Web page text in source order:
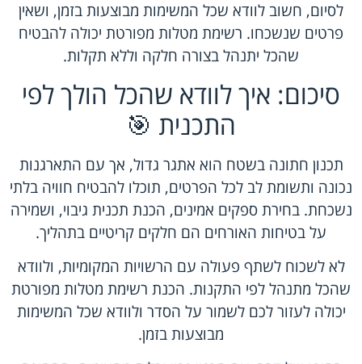
לסיום, חשוב לוודא שכל המשימות מבוצעות בזמן, ושאין
פרטים שנשכחו. רשימת מטלות מפורטת יכולה להבטיח
שהכל יתנהל בצורה חלקה וללא תקלות.
סיכום: איך לוודא שהכל הולך לפי
התכנית 🎯
תכנון חתונה בשטח הוא אתגר גדול, אך עם התארגנות
נכונה ותשומת לב לכל הפרטים, תוכלו להבטיח חוויה בלתי
נשכחת. בחירת ספקים אמינים, הכנת תכנית גיבוי, ושמירה
על בטיחות האורחים הם חלקים קריטיים בתהליך.
לא לשכוח לשתף פעולה עם הרשויות המקומיות, ולוודא
שהכל מתנהל לפי התקנות. הכנת רשימת מטלות מפורטת
יכולה לעזור לכם לשמור על הסדר ולוודא שכל המשימות
מבוצעות בזמן.